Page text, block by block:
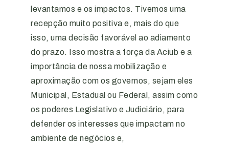
levantamos e os impactos. Tivemos uma
recepção muito positiva e, mais do que
isso, uma decisão favorável ao adiamento
do prazo. Isso mostra a força da Aciub e a
importância de nossa mobilização e
aproximação com os governos, sejam eles
Municipal, Estadual ou Federal, assim como
os poderes Legislativo e Judiciário, para
defender os interesses que impactam no
ambiente de negócios e,